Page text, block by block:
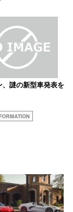
、謎の新型車発表を